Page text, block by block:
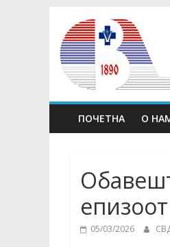
content
ПОЧЕТНА О
05/03/2026